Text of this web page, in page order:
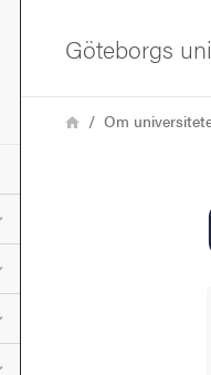
Undermeny för Studera
Undermeny för Forskning
Undermeny för
Undermeny för
Göteborgs
LänkstigHemOm